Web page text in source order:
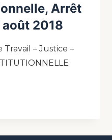
Arrêt
août 2018
– Justice –